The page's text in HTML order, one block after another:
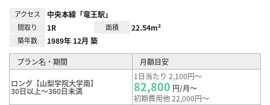
アクセス 中央本線「竜王駅」
間取り 1R 面積 22.54m²
築年数 1989年 12月 築
プラン名・期間 月額目安
ロング【山梨学院大学南】
30日以上～360日未満
1日当たり 2,100円～
82,800 円/月～
初期費用他 22,000円～